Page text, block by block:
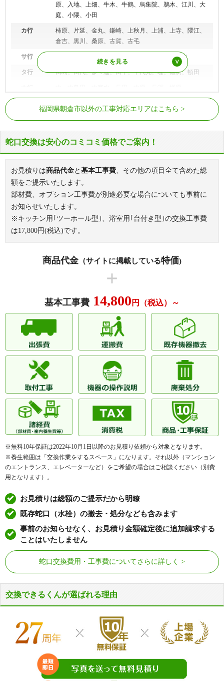
原、入地、上畑、牛木、牛鶴、烏集院、鵜木、江川、大
庭、小隈、小田
カ行
柿原、片延、金丸、鎌崎、上秋月、上浦、上寺、隈江、
倉吉、黒川、桑原、古賀、古毛
サ行 佐田、下渕、下浦、白鳥、城、須川、千手、草水
タ行 田島、田代、多々連、田中、千代丸、堤、徳渕、頓田
賀、杷木白木、杷木志波、杷木寒水、杷木林田、杷木穂
ヤ行 八重津、屋形原、屋永、矢野竹、山田、山見
ラ行 来春
西鉄甘木線 上浦駅、馬田駅、甘木駅
福岡県朝倉市以外の工事対応エリアはこちら
蛇口交換は安心のコミコミ価格でご案内！
お見積りは商品代金と 基本工事費 、その他の項目全て含めた総
額をご提示いたします。
部材費、オプション工事費が別途必要な場合についても事前に
お知らせいたします。
※キッチン用｢ツーホール型｣、浴室用｢台付き型｣の交換工事費
は17,800円(税込)です。
商品代金（サイトに掲載している特価)
基本工事費 14,800 円（税込）～
※無料10年保証は2022年10月1日以降のお見積り依頼から対象となります。
※養生範囲は「交換作業をするスペース」になります。それ以外（マンション
のエントランス、エレベーターなど）をご希望の場合はご相談ください（別費
用となります）。
お見積りは総額のご提示だから明瞭
既存蛇口（水栓）の撤去・処分なども含みます
事前のお知らせなく、お見積り金額確定後に追加請求する
ことはいたしません
蛇口交換費用・工事費についてさらに詳しく
交換できるくんが選ばれる理由